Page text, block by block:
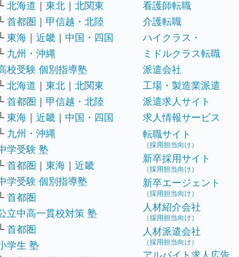
└ 北海道 ｜ 東北 ｜ 北関東
└ 首都圏 ｜ 甲信越・北陸
└ 東海 ｜ 近畿 ｜ 中国・四国
└ 九州・沖縄
校受験 個別指導塾
└ 北海道 ｜ 東北 ｜ 北関東
└ 首都圏 ｜ 甲信越・北陸
└ 東海 ｜ 近畿 ｜ 中国・四国
└ 九州・沖縄
学受験 塾
└ 首都圏 ｜ 東海 ｜ 近畿
学受験 個別指導塾
└ 首都圏
立中高一貫校対策 塾
└ 首都圏
学生 塾
看護師転職
介護転職
ハイクラス・
ミドルクラス転職
派遣会社
工場・製造業派遣
派遣求人サイト
求人情報サービス
転職サイト
（採用担当向け）
新卒採用サイト
（採用担当向け）
新卒エージェント
（採用担当向け）
人材紹介会社
（採用担当向け）
人材派遣会社
（採用担当向け）